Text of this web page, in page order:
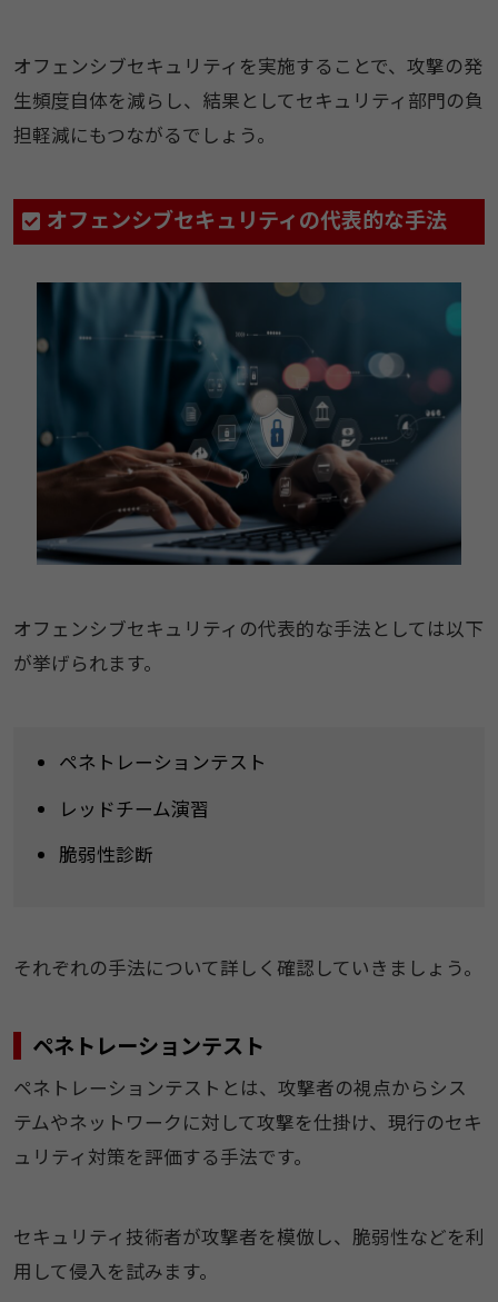
オフェンシブセキュリティを実施することで、攻撃の発
生頻度自体を減らし、結果としてセキュリティ部門の負
担軽減にもつながるでしょう。
オフェンシブセキュリティの代表的な手法
オフェンシブセキュリティの代表的な手法としては以下
が挙げられます。
ペネトレーションテスト
レッドチーム演習
脆弱性診断
それぞれの手法について詳しく確認していきましょう。
ペネトレーションテスト
ペネトレーションテストとは、攻撃者の視点からシス
テムやネットワークに対して攻撃を仕掛け、現行のセキ
ュリティ対策を評価する手法です。
セキュリティ技術者が攻撃者を模倣し、脆弱性などを利
用して侵入を試みます。